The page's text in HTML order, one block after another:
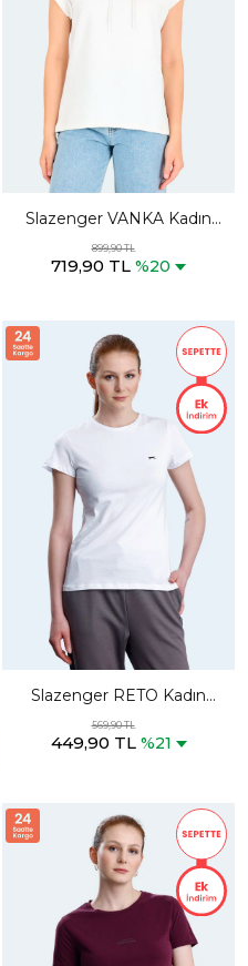
Slazenger VANKA Kadın
Ekru Tişört
899,90 TL
719,90 TL %20
Slazenger RETO Kadın
Beyaz Tişört
569,90 TL
449,90 TL %21